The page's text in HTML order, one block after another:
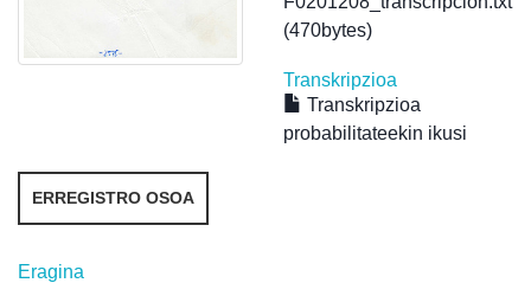
(470bytes)
Transkripzioa
Transkripzioa
probabilitateekin ikusi
ERREGISTRO OSOA
Eragina